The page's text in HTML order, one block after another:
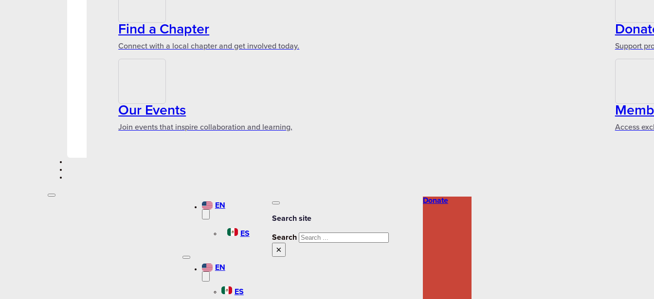
Find a Chapter
Connect with a local chapter and get involved today.
Our Events
Join events that inspire collaboration and learning,
Support
Access
EN
ES
EN
ES
Search site
Search
×
Donate